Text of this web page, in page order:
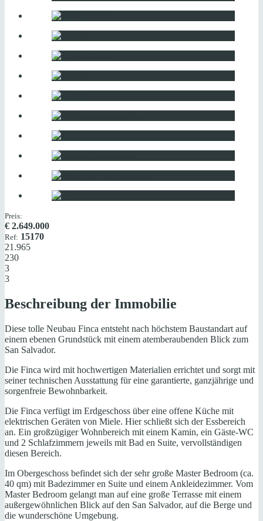
Preis:
€ 2.649.000
Ref: 15170
21.965
230
3
3
Beschreibung der Immobilie
Diese tolle Neubau Finca entsteht nach höchstem Baustandart auf
einem ebenen Grundstück mit einem atemberaubenden Blick zum
San Salvador.
Die Finca wird mit hochwertigen Materialien errichtet und sorgt mit
seiner technischen Ausstattung für eine garantierte, ganzjährige und
sorgenfreie Bewohnbarkeit.
Die Finca verfügt im Erdgeschoss über eine offene Küche mit
elektrischen Geräten von Miele. Hier schließt sich der Essbereich
an. Ein großzügiger Wohnbereich mit einem Kamin, ein Gäste-WC
und 2 Schlafzimmern jeweils mit Bad en Suite, vervollständigen
diesen Bereich.
Im Obergeschoss befindet sich der sehr große Master Bedroom (ca.
40 qm) mit Badezimmer en Suite und einem Ankleidezimmer. Vom
Master Bedroom gelangt man auf eine große Terrasse mit einem
außergewöhnlichen Blick auf den San Salvador, auf die Berge und
die wunderschöne Umgebung.